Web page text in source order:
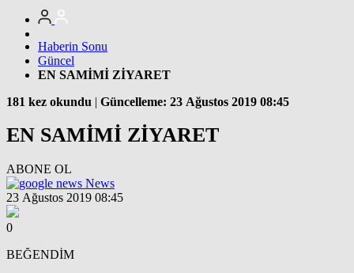
Haberin Sonu
Güncel
EN SAMİMİ ZİYARET
181 kez okundu | Güncelleme: 23 Ağustos 2019 08:45
EN SAMİMİ ZİYARET
ABONE OL
News
23 Ağustos 2019 08:45
0
BEĞENDİM